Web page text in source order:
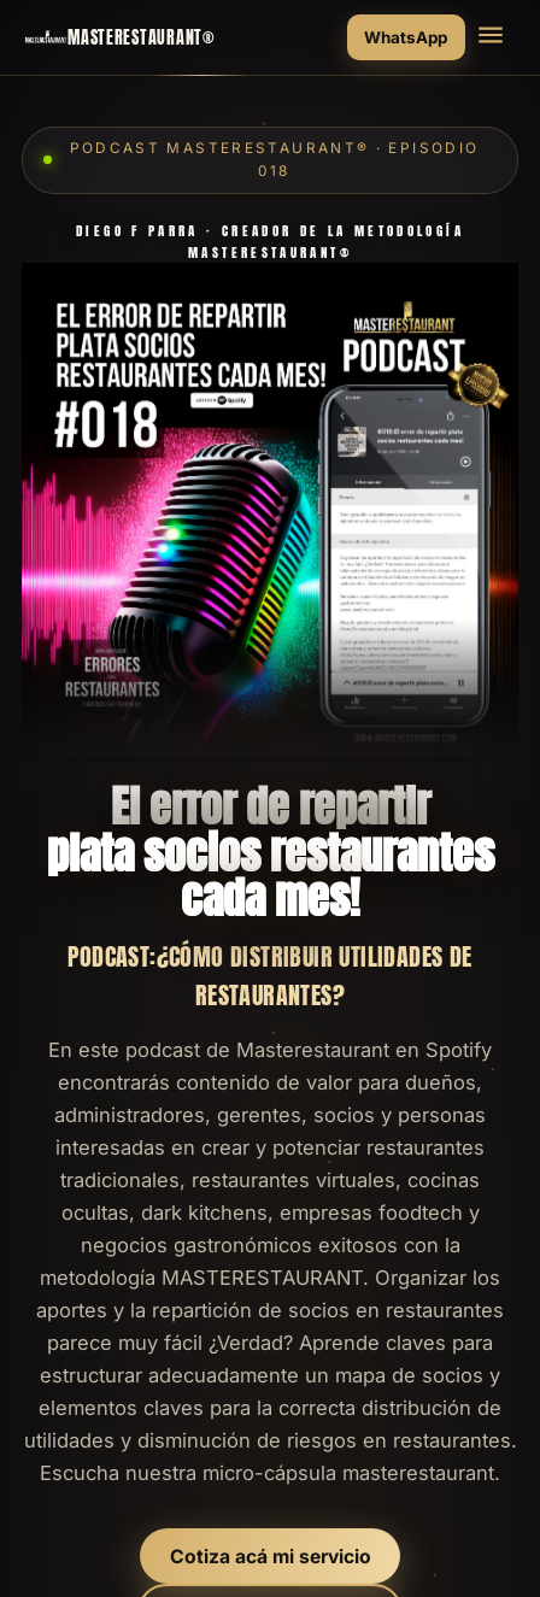
MASTERESTAURANT® WhatsApp
PODCAST MASTERESTAURANT® · EPISODIO
018
DIEGO F PARRA · CREADOR DE LA METODOLOGÍA
MASTERESTAURANT®
El error de repartir
plata socios restaurantes
cada mes!
PODCAST:¿CÓMO DISTRIBUIR UTILIDADES DE
RESTAURANTES?
En este podcast de Masterestaurant en Spotify
encontrarás contenido de valor para dueños,
administradores, gerentes, socios y personas
interesadas en crear y potenciar restaurantes
tradicionales, restaurantes virtuales, cocinas
ocultas, dark kitchens, empresas foodtech y
negocios gastronómicos exitosos con la
metodología MASTERESTAURANT. Organizar los
aportes y la repartición de socios en restaurantes
parece muy fácil ¿Verdad? Aprende claves para
estructurar adecuadamente un mapa de socios y
elementos claves para la correcta distribución de
utilidades y disminución de riesgos en restaurantes.
Escucha nuestra micro-cápsula masterestaurant.
Cotiza acá mi servicio